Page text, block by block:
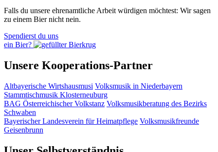
Falls du unsere ehrenamtliche Arbeit würdigen möchtest: Wir sagen
zu einem Bier nicht nein.
Spendierst du uns
ein Bier?
Unsere Kooperations-Partner
Altbayerische Wirtshausmusi Volksmusik in Niederbayern
Stammtischmusik Klosterneuburg
BAG Österreichischer Volkstanz Volksmusikberatung des Bezirks
Schwaben
Bayerischer Landesverein für Heimatpflege Volksmusikfreunde
Geisenbrunn